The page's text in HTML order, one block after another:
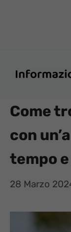
Come
con
tempo
28 Marzo